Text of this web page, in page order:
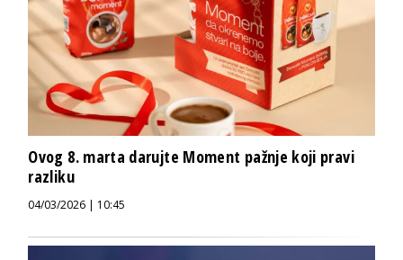
Ovog 8. marta darujte Moment pažnje koji pravi
razliku
04/03/2026 | 10:45